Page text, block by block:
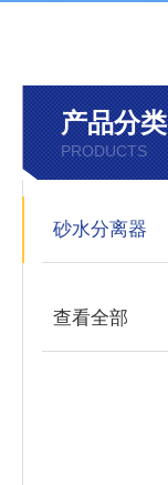
产品分类
PRODUCTS
砂水分离器
查看全部